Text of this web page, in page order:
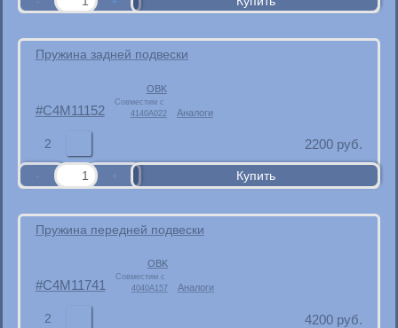
Пружина задней подвески
C4M11152
OBK
Совместим с
4140A022
Аналоги
2 2200 руб.
Пружина передней подвески
C4M11741
OBK
Совместим с
4040A157
Аналоги
2 4200 руб.